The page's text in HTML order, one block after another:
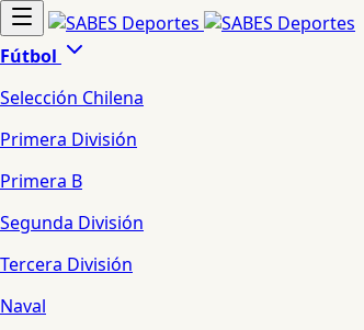
Fútbol
Selección Chilena
Primera División
Primera B
Segunda División
Tercera División
Naval